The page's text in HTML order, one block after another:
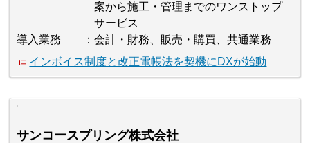
案から施工・管理までのワンストップ
サービス
導入業務
会計・財務、販売・購買、共通業務
インボイス制度と改正電帳法を契機にDXが始動
サンコースプリング株式会社